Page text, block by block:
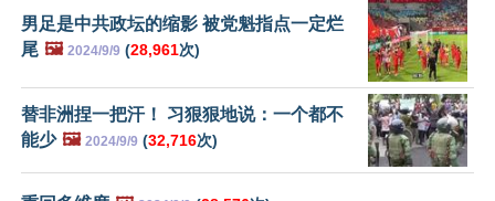
男足是中共政坛的缩影 被党魁指点一定烂
尾 🖼️ 2024/9/9 (28,961次)
替非洲捏一把汗！ 习狠狠地说：一个都不
能少 🖼️ 2024/9/9 (32,716次)